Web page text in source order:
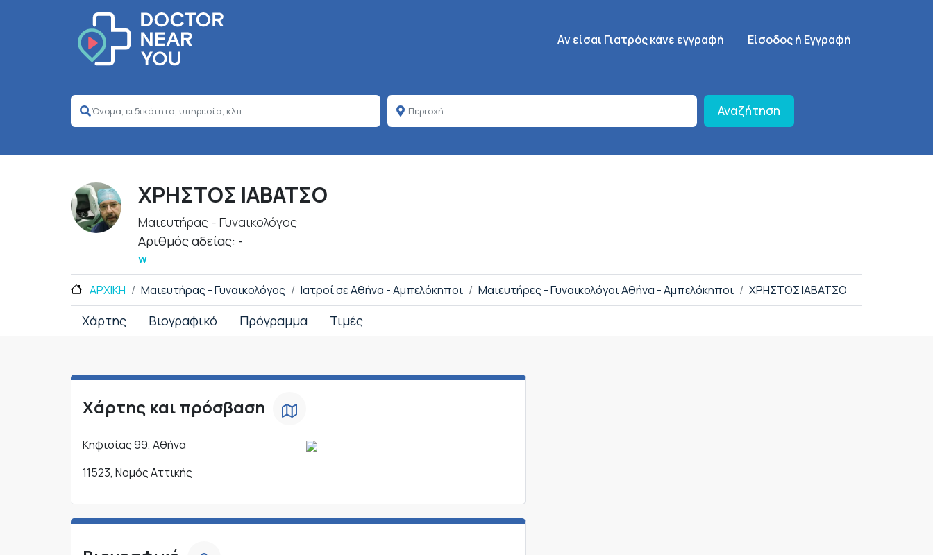
Κεντρική πλοήγηση
Aν είσαι Γιατρός κάνε εγγραφή SignUp Menu
Είσοδος ή Εγγραφή
Αναζήτηση
ΧΡΗΣΤΟΣ ΙΑΒΑΤΣΟ
Μαιευτήρας - Γυναικολόγος
Αριθμός αδείας: -
w
ΑΡΧΙΚΗ Μαιευτήρας - Γυναικολόγος Ιατροί σε Αθήνα - Αμπελόκηποι Μαιευτήρες - Γυναικολόγοι Αθήνα - Αμπελόκηποι ΧΡΗΣΤΟΣ ΙΑΒΑΤΣΟ
Χάρτης Βιογραφικό Πρόγραμμα Τιμές
Χάρτης και πρόσβαση
Κηφισίας 99, Αθήνα
11523, Νομός Αττικής